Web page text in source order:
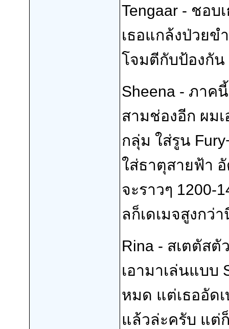
Tengaar - ชอบ
เธอแกล้งป่วยข
โจมตีกับป้องกัน
Sheena - ภาค
สามช่องอีก ผม
กลุ่ม ใส่รูน
ใส่ธาตุสายฟ้า
จะราวๆ 1200-
ลก็เดเมจสูงกว่
Rina - สเตตัสตั
เอามาเล่นแบบ
หมด แต่เธออัด
แล้วล่ะครับ แต่